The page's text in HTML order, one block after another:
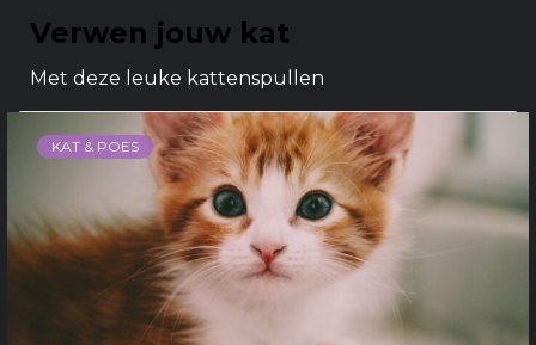
Verwen jouw kat
Met deze leuke kattenspullen
KAT & POES